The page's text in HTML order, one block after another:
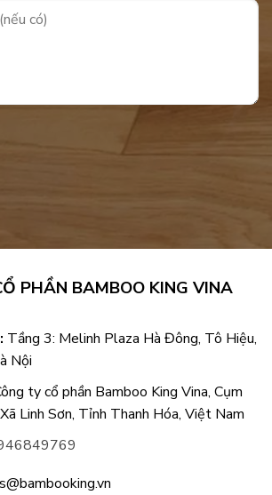
PHẦN BAMBOO KING VINA
Tầng 3: Melinh Plaza Hà Đông, Tô Hiệu,
Nội
ty cổ phần Bamboo King Vina, Cụm
Linh Sơn, Tỉnh Thanh Hóa, Việt Nam